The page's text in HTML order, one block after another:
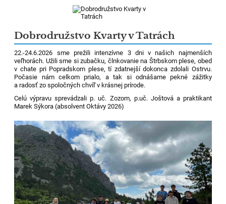
Dobrodružstvo Kvarty v Tatrách
22.-24.6.2026 sme prežili intenzívne 3 dni v našich najmenších
veľhorách. Užili sme si zubačku, člnkovanie na Štrbskom plese, obed
v chate pri Popradskom plese, tí zdatnejší dokonca zdolali Ostrvu.
Počasie nám celkom prialo, a tak si odnášame pekné zážitky
a radosť zo spoločných chvíľ v krásnej prírode.
Celú výpravu sprevádzali p. uč. Zozom, p.uč. Joštová a praktikant
Marek Sýkora (absolvent Oktávy 2026)